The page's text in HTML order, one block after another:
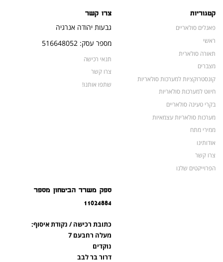
קטגוריות
פאנלים סולאריים
ראשי
תאורה סולארית
מצברים
קונסטרוקציות למערכות סולאריות
חיווט למערכות סולאריות
בקרי טעינה סולאריים
מערכות סולאריות עצמאיות
ממירי מתח
אודותינו
צרו קשר
הפרוייקטים שלנו
צרו קשר
גבעות יהודה אנרגיה
מספר עסק: 516648052
תנאי רכישה
צרו קשר
שתפו אותנו!
ספק משרד הביטחון מספר
11024884
כתובת רכישה / נקודת איסוף:
מעלה רחבעם 7
נוקדים
דרור בר לבב